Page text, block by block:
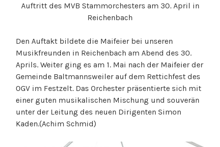
Auftritt des MVB Stammorchesters am 30. April in
Reichenbach
Den Auftakt bildete die Maifeier bei unseren
Musikfreunden in Reichenbach am Abend des 30.
Aprils. Weiter ging es am 1. Mai nach der Maifeier der
Gemeinde Baltmannsweiler auf dem Rettichfest des
OGV im Festzelt. Das Orchester präsentierte sich mit
einer guten musikalischen Mischung und souverän
unter der Leitung des neuen Dirigenten Simon
Kaden.(Achim Schmid)